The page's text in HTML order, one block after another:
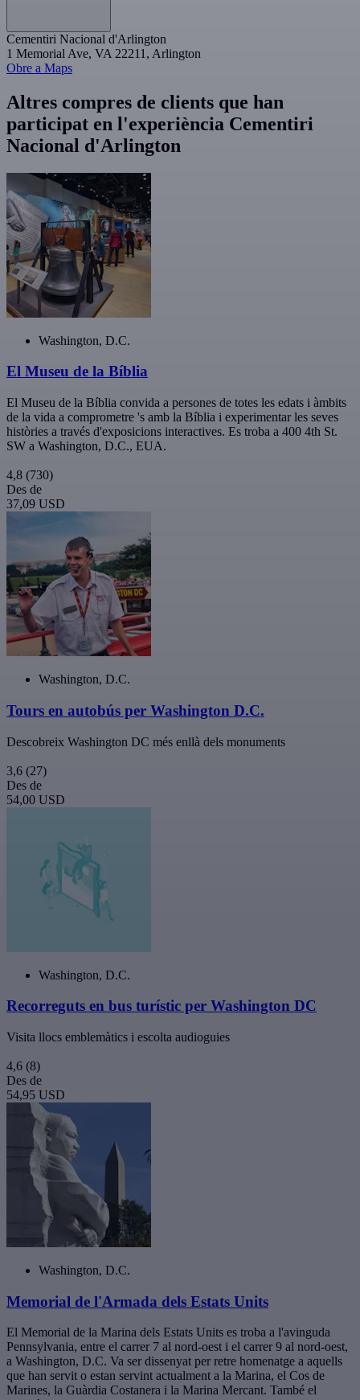
Cementiri Nacional d'Arlington
1 Memorial Ave, VA 22211, Arlington
Obre a Maps
Altres compres de clients que han
participat en l'experiència Cementiri
Nacional d'Arlington
Washington, D.C.
El Museu de la Bíblia
El Museu de la Bíblia convida a persones de totes les edats i àmbits
de la vida a comprometre 's amb la Bíblia i experimentar les seves
històries a través d'exposicions interactives. Es troba a 400 4th St.
SW a Washington, D.C., EUA.
4,8 (730)
Des de
37,09 USD
Washington, D.C.
Tours en autobús per Washington D.C.
Descobreix Washington DC més enllà dels monuments
3,6 (27)
Des de
54,00 USD
Washington, D.C.
Recorreguts en bus turístic per Washington DC
Visita llocs emblemàtics i escolta audioguies
4,6 (8)
Des de
54,95 USD
Washington, D.C.
Memorial de l'Armada dels Estats Units
El Memorial de la Marina dels Estats Units es troba a l'avinguda
Pennsylvania, entre el carrer 7 al nord-oest i el carrer 9 al nord-oest,
a Washington, D.C. Va ser dissenyat per retre homenatge a aquells
que han servit o estan servint actualment a la Marina, el Cos de
Marines, la Guàrdia Costanera i la Marina Mercant. També el